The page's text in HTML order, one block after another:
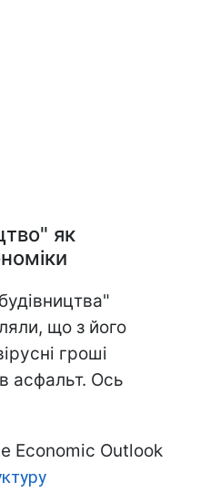
як
що з його
гроші
асфальт. Ось
Economic Outlook